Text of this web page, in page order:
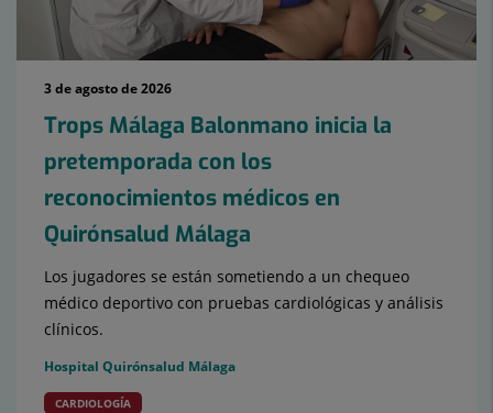
3 de agosto de 2026
Trops Málaga Balonmano inicia la
pretemporada con los
reconocimientos médicos en
Quirónsalud Málaga
Los jugadores se están sometiendo a un chequeo
médico deportivo con pruebas cardiológicas y análisis
clínicos.
Hospital Quirónsalud Málaga
CARDIOLOGÍA